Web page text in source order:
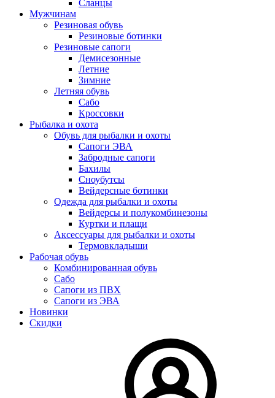
Сланцы
Мужчинам
Резиновая обувь
Резиновые ботинки
Резиновые сапоги
Демисезонные
Летние
Зимние
Летняя обувь
Сабо
Кроссовки
Рыбалка и охота
Обувь для рыбалки и охоты
Сапоги ЭВА
Забродные сапоги
Бахилы
Сноубутсы
Вейдерсные ботинки
Одежда для рыбалки и охоты
Вейдерсы и полукомбинезоны
Куртки и плащи
Аксессуары для рыбалки и охоты
Термовкладыши
Рабочая обувь
Комбинированная обувь
Сабо
Сапоги из ПВХ
Сапоги из ЭВА
Новинки
Скидки